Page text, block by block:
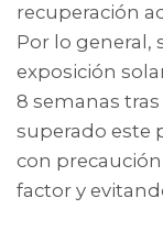
recuperación
Por lo general,
exposición
8 semanas
superado este
con
factor y